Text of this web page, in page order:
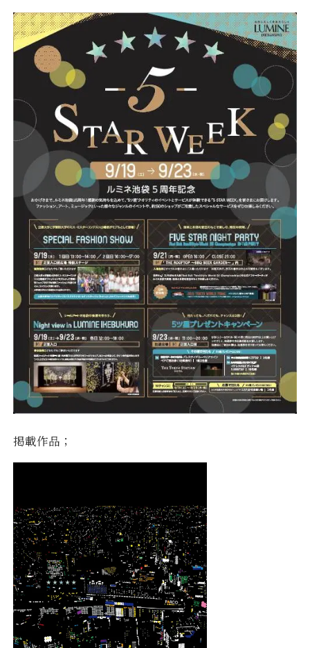
掲載作品；